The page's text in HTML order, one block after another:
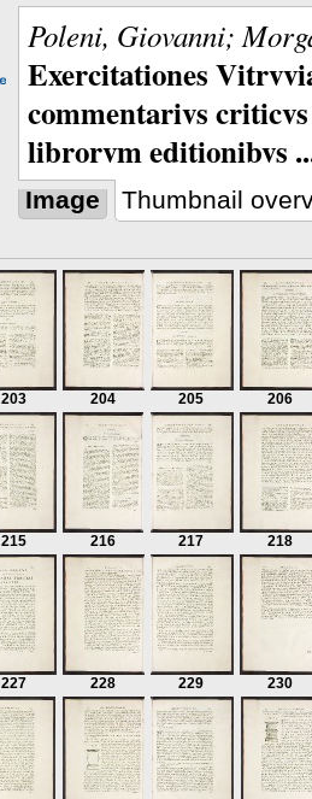
Poleni, Giovanni;
Exercitationes
commentarivs
librorvm editionibvs
Image Thumbnail
203 204 205 206
215 216 217 218
227 228 229 230